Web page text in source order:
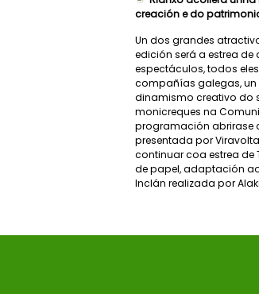
creación e do
Un dos grandes
edición será a estrea de
espectáculos, todos
compañías galegas,
dinamismo creativo do
monicreques na
programación abrirase
presentada por
continuar coa estrea de
de papel, adaptación
Inclán realizada por